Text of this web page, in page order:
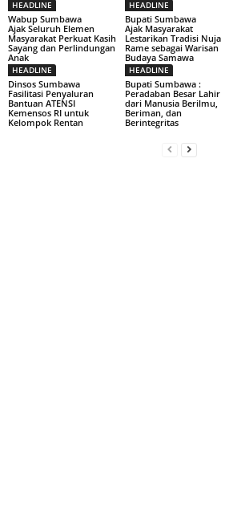
HEADLINE
Wabup Sumbawa
Ajak Seluruh Elemen
Masyarakat Perkuat Kasih
Sayang dan Perlindungan
Anak
HEADLINE
Bupati Sumbawa
Ajak Masyarakat
Lestarikan Tradisi Nuja
Rame sebagai Warisan
Budaya Samawa
HEADLINE
Dinsos Sumbawa
Fasilitasi Penyaluran
Bantuan ATENSI
Kemensos RI untuk
Kelompok Rentan
HEADLINE
Bupati Sumbawa :
Peradaban Besar Lahir
dari Manusia Berilmu,
Beriman, dan
Berintegritas